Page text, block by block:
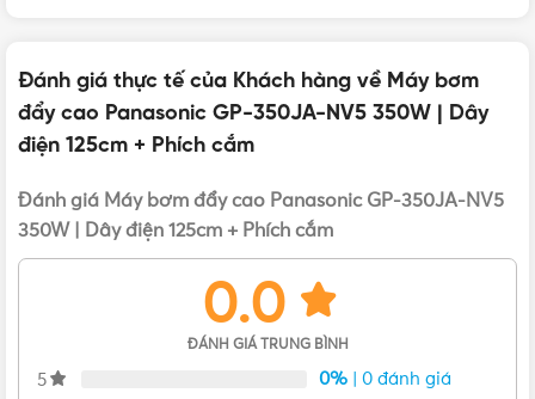
THỜI GIAN SỬ DỤNG 8000 giờ
KHỐI LƯỢNG
271 x 170 x 258 mm (DxRxC)
CHUYÊN NGHIỆP
Hotline: 0912917977
cskh@vattu365.com
https://vattu365.com/
Showroom:
13 đường số 7, P. An Lạc A, Q. Bình Tân,
Đánh giá thực tế của Khách hàng về Máy bơm
đẩy cao Panasonic GP-350JA-NV5 350W | Dây
điện 125cm + Phích cắm
Đánh giá Máy bơm đẩy cao Panasonic GP-350JA-NV5
350W | Dây điện 125cm + Phích cắm
0.0
ĐÁNH GIÁ TRUNG BÌNH
5 0% | 0 đánh giá